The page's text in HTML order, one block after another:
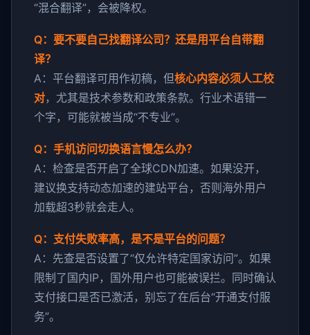
“混合翻译”，会被降权。
Q：要不要自己找翻译公司？还是用平台自带翻
译？
A：平台翻译可用作初稿，但核心内容必须人工校
对，尤其是技术参数和政策条款。行业术语错一
个字，可能就被当成“不专业”。
Q：手机访问切换语言慢怎么办？
A：检查是否开启了全球CDN加速。如果没开，
建议换支持动态加速的建站平台，否则海外用户
加载超3秒就会走人。
Q：支付失败率高，是不是平台的问题？
A：先查是否设置了“仅允许特定国家访问”。如果
限制了国内IP，国外用户也可能被误拦。同时确认
支付接口是否已激活，别忘了在后台“开通支付服
务”。